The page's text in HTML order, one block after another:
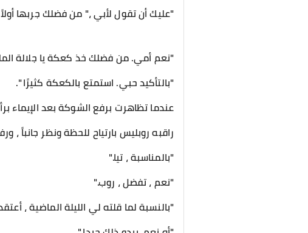
"عليك أن تقول لأبي ،" من فضلك جربها أولاً
"نعم أمي. من فضلك خذ كعكة يا جلالة
"بالتأكيد حبي. استمتع بالكعكة كثيرًا ".
عندما تظاهرت برفع الشوكة بعد الإيماء
راقبه روبليس بارتياح للحظة ونظر جانباً ،
"بالمناسبة ، تيا."
"نعم ، تفضل ، روب."
"بالنسبة لما قلته لي الليلة الماضية ،